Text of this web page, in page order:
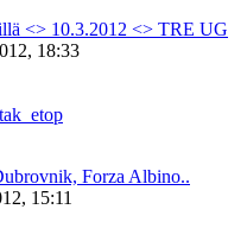
<> 10.3.2012 <> TRE UG
18:33
Forza Albino..
15:11